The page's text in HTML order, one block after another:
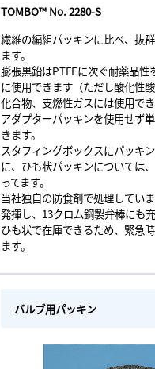
TOMBO™ No. 2280-S
繊維の編組パッキンに比べ、抜
ます。
膨張黒鉛はPTFEに次ぐ耐薬品性
に使用できます（ただし酸化性
化合物、支燃性ガスには使用でき
アダプターパッキンを使用せず
きます。
スタフィングボックスにパッキ
に、ひも状パッキンについては
ってます。
当社独自の防食剤で処理してい
発揮し、13クロム鋼製弁棒にも
ひも状で在庫できるため、緊急
ます。
バルブ用パッキン